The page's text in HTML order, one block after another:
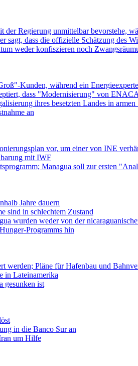
der Regierung unmittelbar bevorstehe,
sagt, dass die offizielle Schätzung des
weder konfiszieren noch
Kunden, während ein
dass "Modernisierung" von
ihres besetzten Landes in armen
an
vor, um einer von INE
mit IWF
Managua soll zur ersten
Jahre dauern
sind in schlechtem Zustand
wurden weder von der
Programms hin
werden; Pläne für Hafenbau und
in Lateinamerika
gesunken ist
in die Banco Sur an
um Hilfe